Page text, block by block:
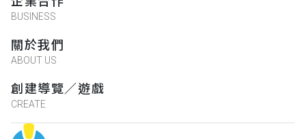
BUSINESS
關於我們
ABOUT US
創建導覽／遊戲
CREATE